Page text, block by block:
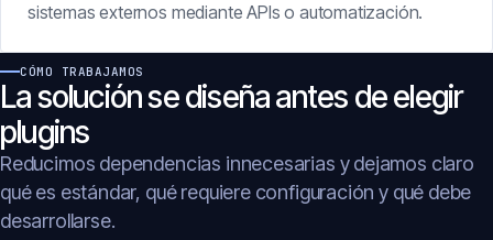
sistemas externos mediante APIs o automatización.
CÓMO TRABAJAMOS
La solución se diseña antes de elegir
plugins
Reducimos dependencias innecesarias y dejamos claro
qué es estándar, qué requiere configuración y qué debe
desarrollarse.